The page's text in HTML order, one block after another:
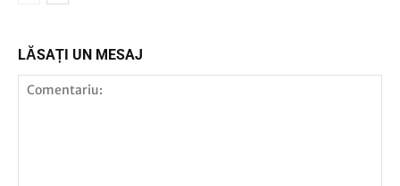
LĂSAȚI UN MESAJ